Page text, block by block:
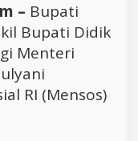
– Bupati
Bupati Didik
Menteri
RI (Mensos)